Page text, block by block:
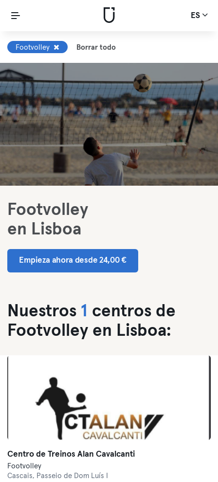
ES
Footvolley Borrar todo
Footvolley
en Lisboa
Empieza ahora desde 24,00 €
Nuestros 1 centros de
Footvolley en Lisboa:
Centro de Treinos Alan Cavalcanti
Footvolley
Cascais, Passeio de Dom Luís I